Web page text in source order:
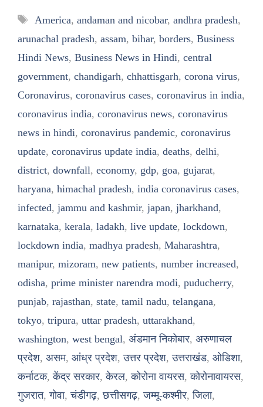
Tags
America, andaman and nicobar, andhra pradesh,
arunachal pradesh, assam, bihar, borders, Business
Hindi News, Business News in Hindi, central
government, chandigarh, chhattisgarh, corona virus,
Coronavirus, coronavirus cases, coronavirus in india,
coronavirus india, coronavirus news, coronavirus
news in hindi, coronavirus pandemic, coronavirus
update, coronavirus update india, deaths, delhi,
district, downfall, economy, gdp, goa, gujarat,
haryana, himachal pradesh, india coronavirus cases,
infected, jammu and kashmir, japan, jharkhand,
karnataka, kerala, ladakh, live update, lockdown,
lockdown india, madhya pradesh, Maharashtra,
manipur, mizoram, new patients, number increased,
odisha, prime minister narendra modi, puducherry,
punjab, rajasthan, state, tamil nadu, telangana,
tokyo, tripura, uttar pradesh, uttarakhand,
washington, west bengal, अंडमान निकोबार, अरुणाचल
प्रदेश, असम, आंध्र प्रदेश,उत्तर प्रदेश,उत्तराखंड, ओडिशा,
कर्नाटक,केंद्र सरकार,केरल,कोरोना वायरस,कोरोनावायरस,
गुजरात,गोवा,चंडीगढ़,छत्तीसगढ़,जम्मू-कश्मीर,जिला,